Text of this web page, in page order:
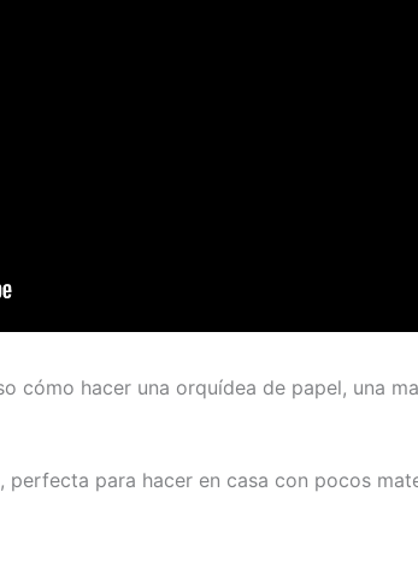
cómo hacer una orquídea de papel, una
perfecta para hacer en casa con pocos